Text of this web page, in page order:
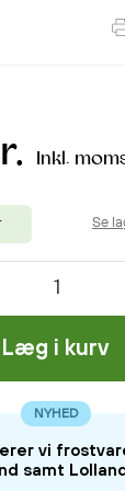
Inkl.
Se
Læg i kurv
NYHED
vi
samt